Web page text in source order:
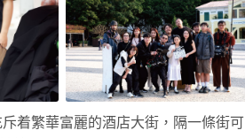
着繁華富麗的酒店大街，隔一條街可